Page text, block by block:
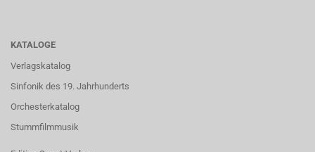
KATALOGE
Verlagskatalog
Sinfonik des 19. Jahrhunderts
Orchesterkatalog
Stummfilmmusik